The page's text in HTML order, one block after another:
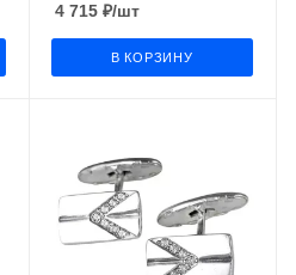
4 715₽/шт
В КОРЗИНУ